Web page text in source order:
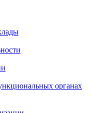
органах